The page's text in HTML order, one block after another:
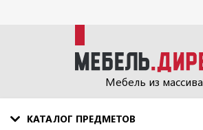
Мебель из массива
КАТАЛОГ ПРЕДМЕТОВ